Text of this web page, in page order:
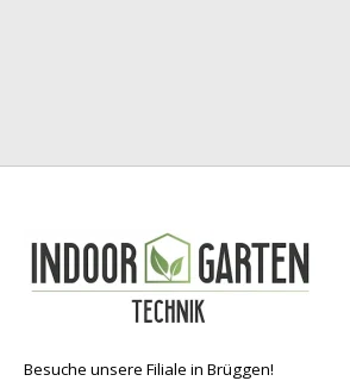
Besuche unsere Filiale in Brüggen!